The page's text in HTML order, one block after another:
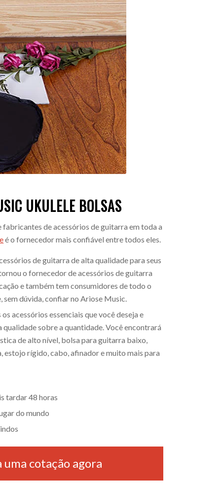
UKULELE BOLSAS
de acessórios de guitarra em toda a
é o fornecedor mais confiável entre todos eles.
de guitarra de alta qualidade para seus
o fornecedor de acessórios de guitarra
e também tem consumidores de todo o
sem dúvida, confiar no Ariose Music.
acessórios essenciais que você deseja e
qualidade sobre a quantidade. Você encontrará
de alto nível, bolsa para guitarra baixo,
estojo rígido, cabo, afinador e muito mais para
tardar 48 horas
do mundo
uma cotação agora